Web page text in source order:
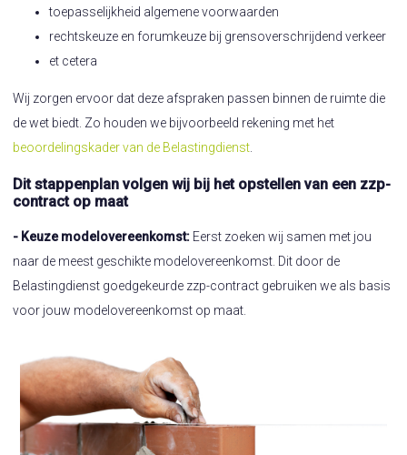
toepasselijkheid algemene voorwaarden
rechtskeuze en forumkeuze bij grensoverschrijdend verkeer
et cetera
Wij zorgen ervoor dat deze afspraken passen binnen de ruimte die
de wet biedt. Zo houden we bijvoorbeeld rekening met het
beoordelingskader van de Belastingdienst.
Dit stappenplan volgen wij bij het opstellen van een zzp-
contract op maat
- Keuze modelovereenkomst: Eerst zoeken wij samen met jou
naar de meest geschikte modelovereenkomst. Dit door de
Belastingdienst goedgekeurde zzp-contract gebruiken we als basis
voor jouw modelovereenkomst op maat.